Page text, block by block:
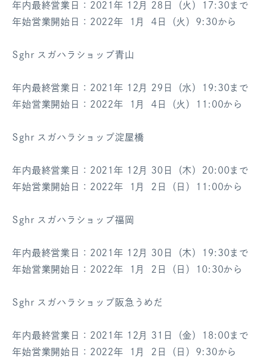
年内最終営業日：2021年 12月 28日（火）17:30まで
年始営業開始日：2022年 1月 4日（火）9:30から
Sghr スガハラショップ青山
年内最終営業日：2021年 12月 29日（水）19:30まで
年始営業開始日：2022年 1月 4日（火）11:00から
Sghr スガハラショップ淀屋橋
年内最終営業日：2021年 12月 30日（木）20:00まで
年始営業開始日：2022年 1月 2日（日）11:00から
Sghr スガハラショップ福岡
年内最終営業日：2021年 12月 30日（木）19:30まで
年始営業開始日：2022年 1月 2日（日）10:30から
Sghr スガハラショップ阪急うめだ
年内最終営業日：2021年 12月 31日（金）18:00まで
年始営業開始日：2022年 1月 2日（日）9:30から